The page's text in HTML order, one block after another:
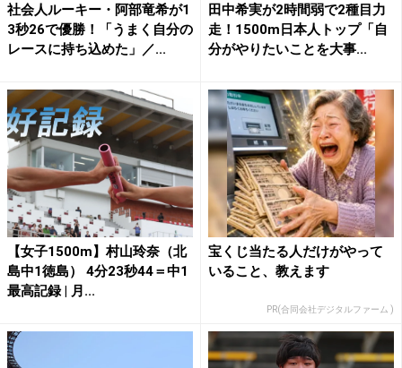
社会人ルーキー・阿部竜希が1
3秒26で優勝！「うまく自分の
レースに持ち込めた」／...
田中希実が2時間弱で2種目力
走！1500m日本人トップ「自
分がやりたいことを大事...
【女子1500m】村山玲奈（北
島中1徳島） 4分23秒44＝中1
最高記録 | 月...
宝くじ当たる人だけがやって
いること、教えます
PR(合同会社デジタルファーム )